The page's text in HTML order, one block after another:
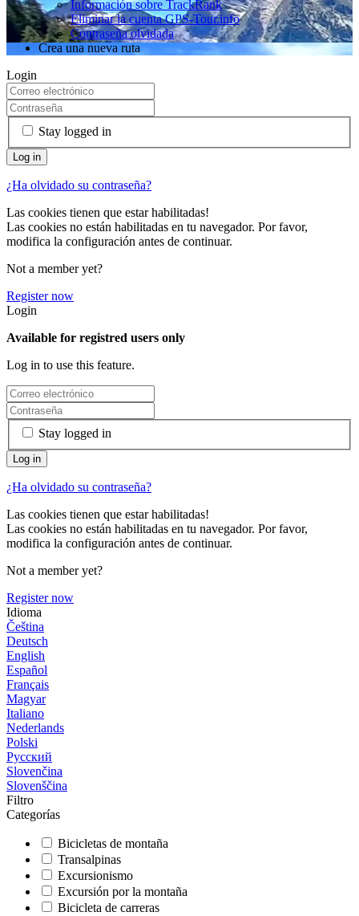
Información sobre TrackRank
Eliminar la cuenta GPS-Tour.info
Contraseña olvidada
Crea una nueva ruta
Login
Stay logged in
¿Ha olvidado su contraseña?
Las cookies tienen que estar habilitadas!
Las cookies no están habilitadas en tu navegador. Por favor,
modifica la configuración antes de continuar.
Not a member yet?
Register now
Login
Available for registred users only
Log in to use this feature.
Stay logged in
¿Ha olvidado su contraseña?
Las cookies tienen que estar habilitadas!
Las cookies no están habilitadas en tu navegador. Por favor,
modifica la configuración antes de continuar.
Not a member yet?
Register now
Idioma
Čeština
Deutsch
English
Español
Français
Magyar
Italiano
Nederlands
Polski
Русский
Slovenčina
Slovenščina
Filtro
Categorías
Bicicletas de montaña
Transalpinas
Excursionismo
Excursión por la montaña
Bicicleta de carreras